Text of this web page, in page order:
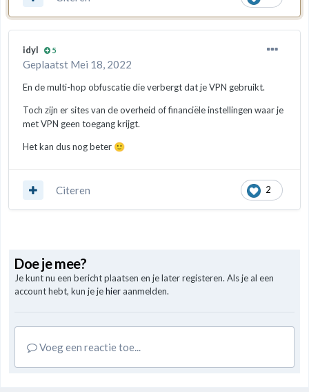
idyl 5
Geplaatst Mei 18, 2022
En de multi-hop obfuscatie die verbergt dat je VPN gebruikt.
Toch zijn er sites van de overheid of financiële instellingen waar je
met VPN geen toegang krijgt.
Het kan dus nog beter 🙂
2
Citeren
Doe je mee?
Je kunt nu een bericht plaatsen en je later registeren. Als je al een
account hebt, kun je jehier aanmelden.
Voeg een reactie toe...